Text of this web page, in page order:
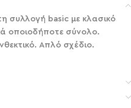
συλλογή basic με κλασικό
οποιοδήποτε σύνολο.
Απλό σχέδιο.